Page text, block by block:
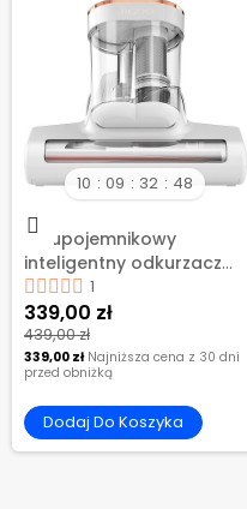
10 09 32 48
Dwupojemnikowy
inteligentny odkurzacz
do materacy JIGOO
J300 o mocy ssącej
13KPa - Biały
1
339,00 zł
439,00 zł
339,00 złNajniższa cena z 30 dni
przed obniżką
Dodaj Do Koszyka